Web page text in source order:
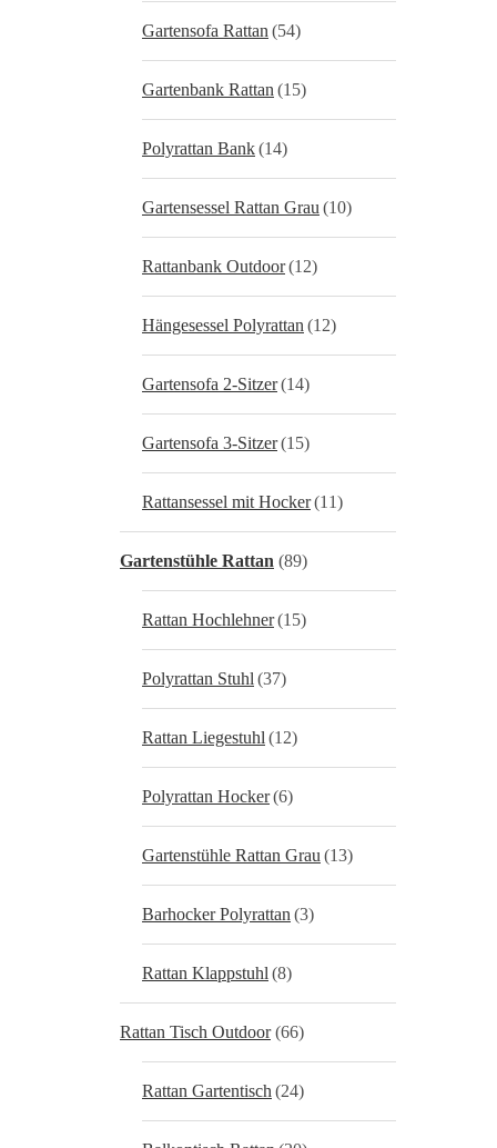
Gartensofa Rattan (54)
Gartenbank Rattan (15)
Polyrattan Bank(14)
Gartensessel Rattan Grau (10)
Rattanbank Outdoor(12)
Hängesessel Polyrattan (12)
Gartensofa 2-Sitzer(14)
Gartensofa 3-Sitzer(15)
Rattansessel mit Hocker(11)
Gartenstühle Rattan (89)
Rattan Hochlehner(15)
Polyrattan Stuhl (37)
Rattan Liegestuhl (12)
Polyrattan Hocker(6)
Gartenstühle Rattan Grau (13)
Barhocker Polyrattan (3)
Rattan Klappstuhl (8)
Rattan Tisch Outdoor (66)
Rattan Gartentisch (24)